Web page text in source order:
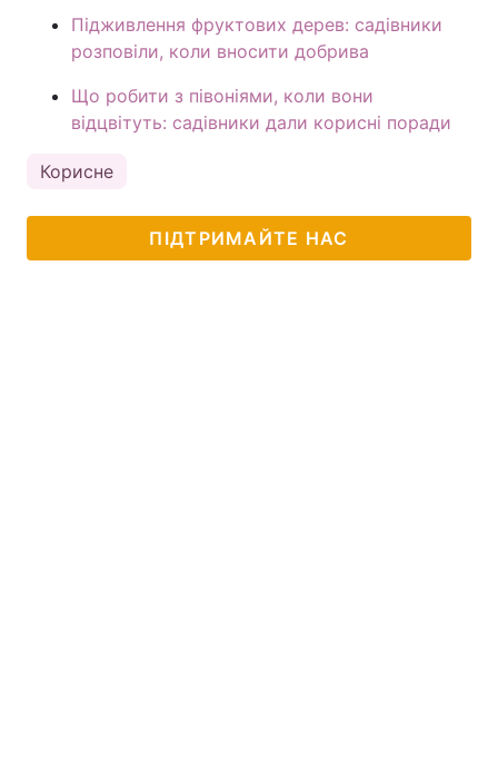
Підживлення фруктових дерев: садівники
розповіли, коли вносити добрива
Що робити з півоніями, коли вони
відцвітуть: садівники дали корисні поради
Корисне
ПІДТРИМАЙТЕ НАС